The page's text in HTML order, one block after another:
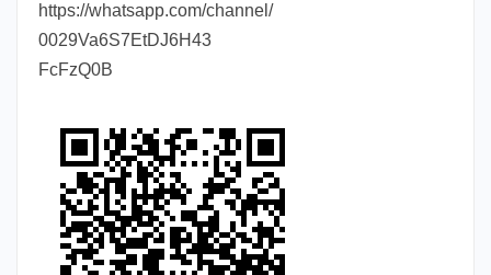
https://whatsapp.com/channel/
0029Va6S7EtDJ6H43
FcFzQ0B